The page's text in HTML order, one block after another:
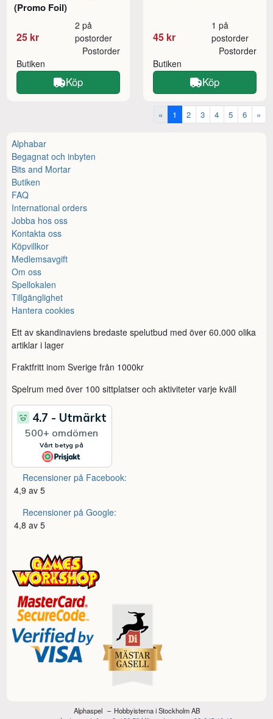
(Promo Foil)
25 kr
2 på
postorder
Butiken
Postorder
Köp
45 kr
1 på
postorder
Butiken
Postorder
Köp
« 1 2 3 4 5 6 »
Alphabar
Begagnat och inbyten
Bits and Mortar
Butiken
FAQ
International orders
Jobba hos oss
Kontakta oss
Köpvillkor
Medlemsavgift
Om oss
Spellokalen
Tillgänglighet
Hantera cookies
Ett av skandinaviens bredaste spelutbud med över 60.000 olika
artiklar i lager
Fraktfritt inom Sverige från 1000kr
Spelrum med över 100 sittplatser och aktiviteter varje kväll
Recensioner på Facebook:
4,9 av 5
Recensioner på Google:
4,8 av 5
Alphaspel
Hobbyisterna i Stockholm AB